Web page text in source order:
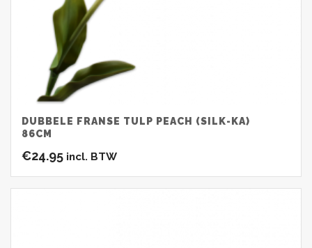
DUBBELE FRANSE TULP PEACH (SILK-KA)
86CM
€24.95 incl. BTW